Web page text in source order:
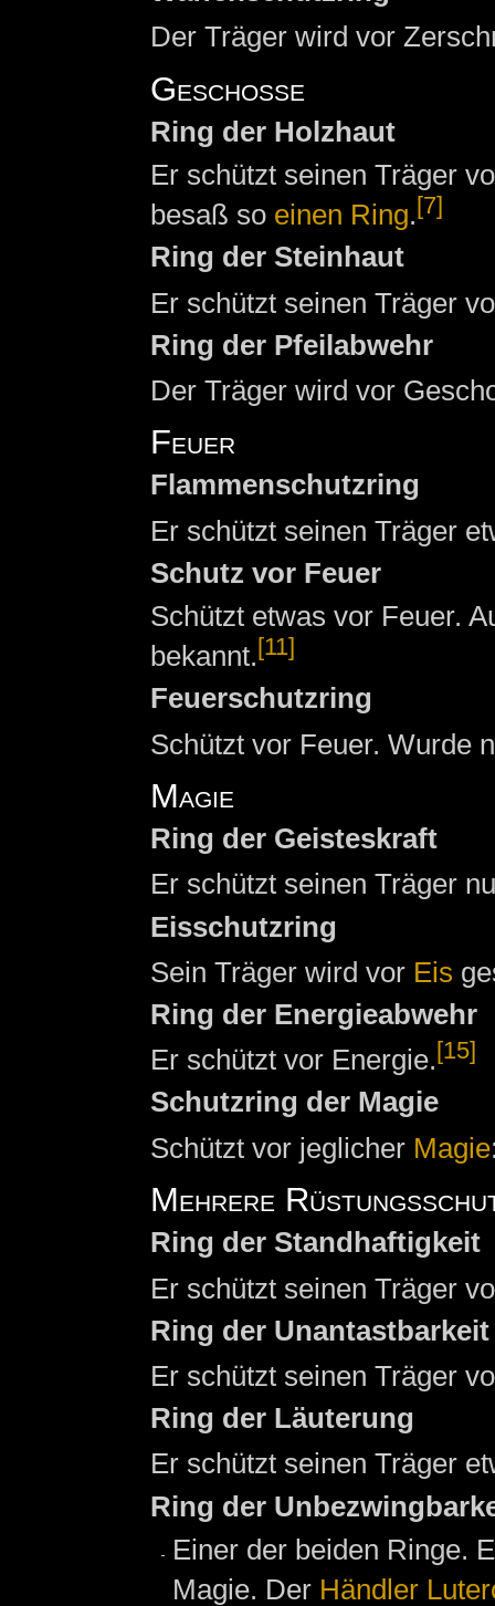
Der Träger wird vor
Geschosse
Ring der Holzhaut
Er schützt seinen Träger
besaß so einen Ring.[7]
Ring der Steinhaut
Er schützt seinen Träger
Ring der Pfeilabwehr
Der Träger wird vor
Feuer
Flammenschutzring
Er schützt seinen Träger
Schutz vor Feuer
Schützt etwas vor Feuer.
bekannt.[11]
Feuerschutzring
Schützt vor Feuer. Wurde
Magie
Ring der Geisteskraft
Er schützt seinen Träger
Eisschutzring
Sein Träger wird vor Eis
Ring der Energieabwehr
Er schützt vor Energie. [15]
Schutzring der Magie
Schützt vor jeglicher Magie
Mehrere
Ring der Standhaftigkeit
Er schützt seinen Träger
Ring der Unantastbarkeit
Er schützt seinen Träger
Ring der Läuterung
Er schützt seinen Träger
Ring der
Einer der beiden Ringe.
Magie. Der Händler